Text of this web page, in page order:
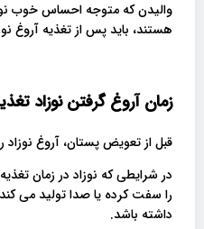
والیدن که متوجه احساس خوب
هستند، باید پس از تغذیه آروغ
زمان آروغ گرفتن نوزاد
قبل از تعویض پستان، آروغ نوزاد
در شرایطی که نوزاد در زمان
را سفت کرده یا صدا تولید می
داشته باشد.